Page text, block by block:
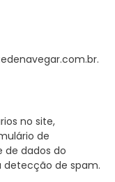
no site,
de
de dados do
detecção de spam.